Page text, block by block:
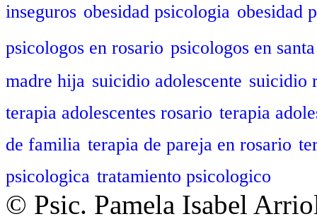
inseguros obesidad psicologia obesidad
psicologos en rosario psicologos en
madre hija suicidio adolescente suicidio
terapia adolescentes rosario terapia
de familia terapia de pareja en rosario
psicologica tratamiento psicologico
© Psic. Pamela Isabel